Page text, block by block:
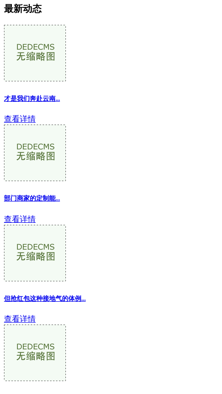
最新动态
才是我们奔赴云南...
查看详情
部门商家的定制能...
查看详情
但抢红包这种接地气的体例...
查看详情